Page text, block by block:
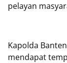
pelayan
Kapolda
mendapat